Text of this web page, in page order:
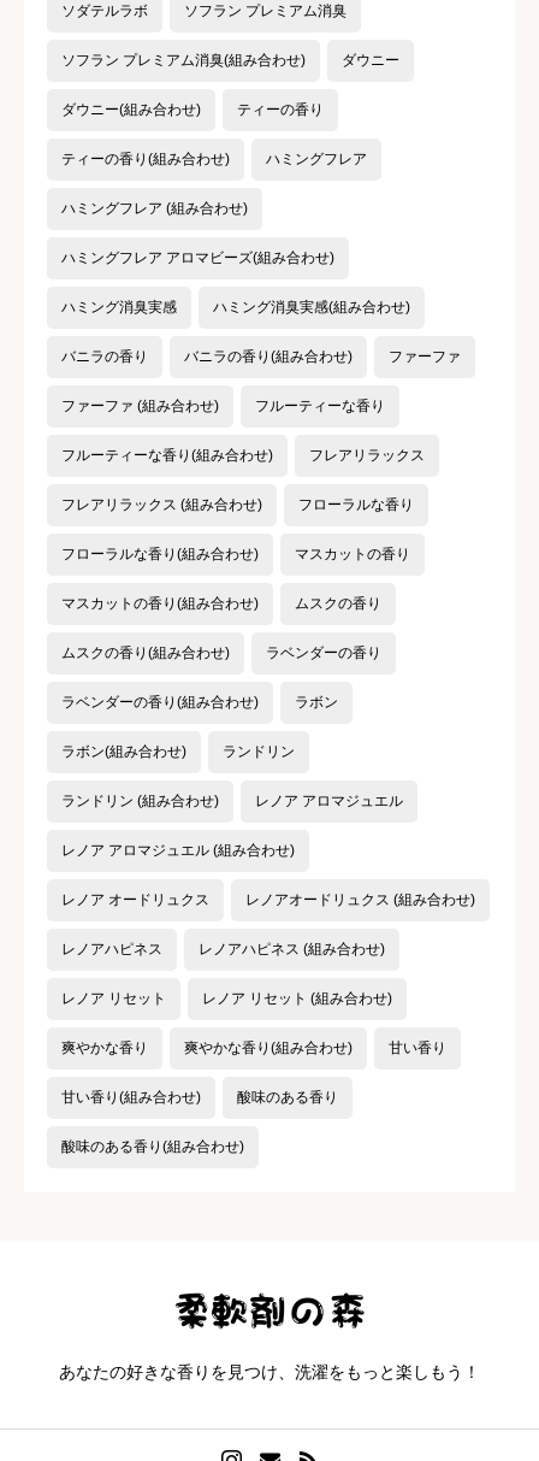
ソダテルラボ ソフラン プレミアム消臭
ソフラン プレミアム消臭(組み合わせ) ダウニー
ダウニー(組み合わせ) ティーの香り
ティーの香り(組み合わせ) ハミングフレア
ハミングフレア (組み合わせ)
ハミングフレア アロマビーズ(組み合わせ)
ハミング消臭実感 ハミング消臭実感(組み合わせ)
バニラの香り バニラの香り(組み合わせ) ファーファ
ファーファ (組み合わせ) フルーティーな香り
フルーティーな香り(組み合わせ) フレアリラックス
フレアリラックス (組み合わせ) フローラルな香り
フローラルな香り(組み合わせ) マスカットの香り
マスカットの香り(組み合わせ) ムスクの香り
ムスクの香り(組み合わせ) ラベンダーの香り
ラベンダーの香り(組み合わせ) ラボン
ラボン(組み合わせ) ランドリン
ランドリン (組み合わせ) レノア アロマジュエル
レノア アロマジュエル (組み合わせ)
レノア オードリュクス レノアオードリュクス (組み合わせ)
レノアハピネス レノアハピネス (組み合わせ)
レノア リセット レノア リセット (組み合わせ)
爽やかな香り 爽やかな香り(組み合わせ) 甘い香り
甘い香り(組み合わせ) 酸味のある香り
酸味のある香り(組み合わせ)
あなたの好きな香りを見つけ、洗濯をもっと楽しもう！